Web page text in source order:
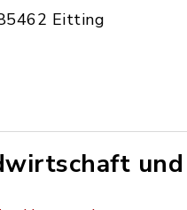
Eitting
und